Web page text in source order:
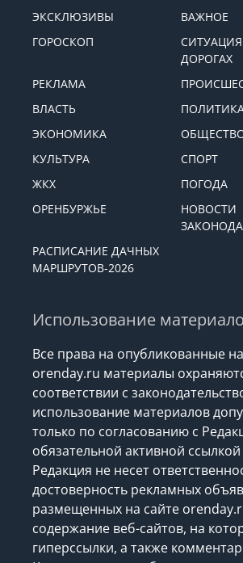
ЭКСКЛЮЗИВЫ
ВАЖНОЕ
ГОРОСКОП
ДОРОГАХ
РЕКЛАМА
ВЛАСТЬ
ЭКОНОМИКА
КУЛЬТУРА
СПОРТ
ЖКХ
ПОГОДА
ОРЕНБУРЖЬЕ
НОВОСТИ
РАСПИСАНИЕ ДАЧНЫХ
МАРШРУТОВ-2026
Использование
Все права на опубликованные
orenday.ru материалы
соответствии с
использование материалов
только по согласованию с
обязательной активной
Редакция не несет
достоверность рекламных
размещенных на сайте
содержание веб-сайтов, на
гиперссылки, а также